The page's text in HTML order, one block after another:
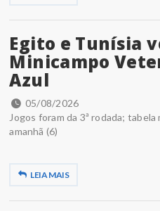
Egito e Tunísia
Minicampo
Azul
05/08/2026
Jogos foram da 3ª rodada;
amanhã (6)
LEIA MAIS